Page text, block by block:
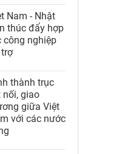
Nam - Nhật
thúc đẩy hợp
công nghiệp
thành trục
nối, giao
giữa Việt
với các nước